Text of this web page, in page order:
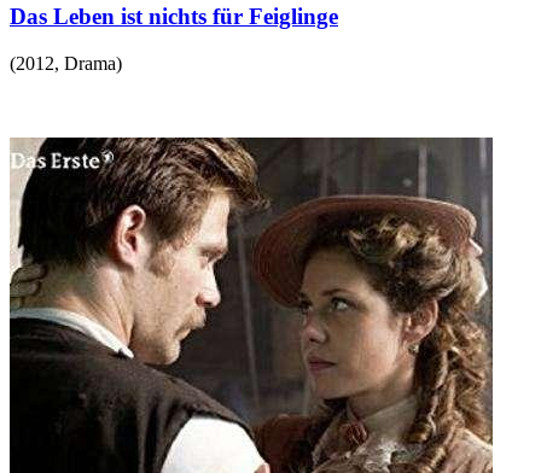
Das Leben ist nichts für Feiglinge
(2012, Drama)